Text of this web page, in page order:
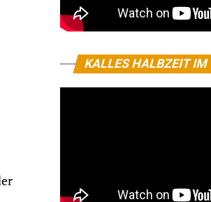
KALLES HALBZEIT IM